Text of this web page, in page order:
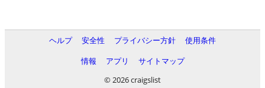
ヘルプ 安全性 プライバシー方針
使用条件
情報
アプリ
サイトマップ
© 2026 craigslist